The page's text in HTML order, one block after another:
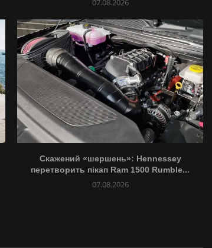
07.08.2026
Скажений «шершень»: Hennessey
перетворить пікап Ram 1500 Rumble...
07.08.2026